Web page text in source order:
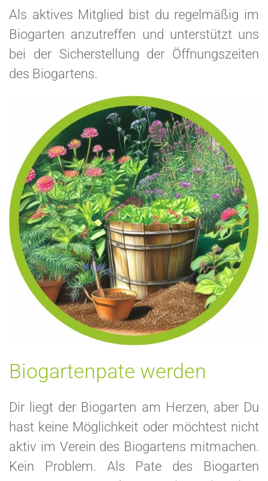
Als aktives Mitglied bist du regelmäßig im
Biogarten anzutreffen und unterstützt uns
bei der Sicherstellung der Öffnungszeiten
des Biogartens.
Biogartenpate werden
Dir liegt der Biogarten am Herzen, aber Du
hast keine Möglichkeit oder möchtest nicht
aktiv im Verein des Biogartens mitmachen.
Kein Problem. Als Pate des Biogarten